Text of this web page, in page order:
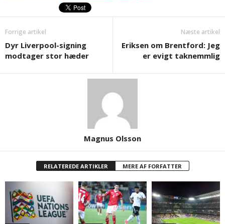
Forrige artikel
Dyr Liverpool-signing
modtager stor hæder
Næste artikel
Eriksen om Brentford: Jeg
er evigt taknemmlig
Magnus Olsson
RELATEREDE ARTIKLER MERE AF FORFATTER